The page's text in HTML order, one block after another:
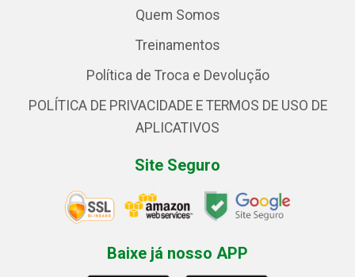
Quem Somos
Treinamentos
Política de Troca e Devolução
POLÍTICA DE PRIVACIDADE E TERMOS DE USO DE
APLICATIVOS
Site Seguro
Baixe já nosso APP